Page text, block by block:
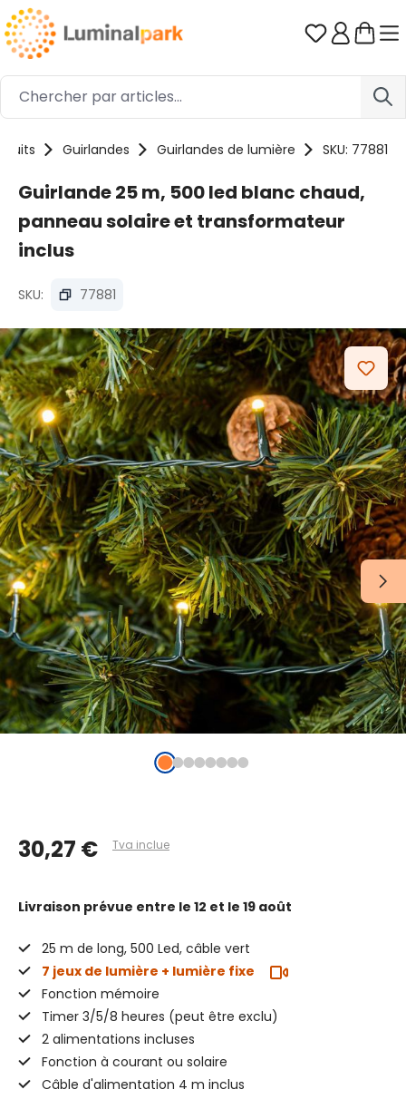
Passer au contenu principal Vous avez
Guirlandes Guirlandes de lumière SKU: 77881
Guirlande 25 m, 500 led blanc chaud,
panneau solaire et transformateur
inclus
SKU: 77881
Ignorer la galerie d'images
30,27 € Tva inclue
Livraison prévue entre le 12 et le 19 août
25 m de long, 500 Led, câble vert
7 jeux de lumière + lumière fixe
Fonction mémoire
Timer 3/5/8 heures (peut être exclu)
2 alimentations incluses
Fonction à courant ou solaire
Câble d'alimentation 4 m inclus